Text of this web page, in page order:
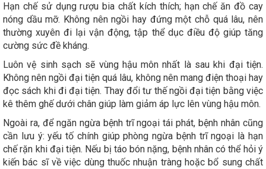
Hạn chế sử dụng rượu bia chất kích thích; hạn chế ăn đồ cay
nóng dầu mỡ. Không nên ngồi hay đứng một chỗ quá lâu, nên
thường xuyên đi lại vận động, tập thể dục điều độ giúp tăng
cường sức đề kháng.
Luôn vệ sinh sạch sẽ vùng hậu môn nhất là sau khi đại tiện.
Không nên ngồi đại tiện quá lâu, không nên mang điện thoại hay
đọc sách khi đi đại tiện. Thay đổi tư thế ngồi đại tiện bằng việc
kê thêm ghế dưới chân giúp làm giảm áp lực lên vùng hậu môn.
Ngoài ra, để ngăn ngừa bệnh trĩ ngoại tái phát, bệnh nhân cũng
cần lưu ý: yếu tố chính giúp phòng ngừa bệnh trĩ ngoại là hạn
chế rặn khi đại tiện. Nếu bị táo bón nặng, bệnh nhân có thể hỏi ý
kiến bác sĩ về việc dùng thuốc nhuận tràng hoặc bổ sung chất